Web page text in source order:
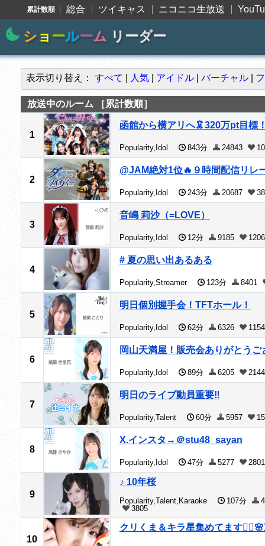
累計数順 総合 ツイキャス ニコニコ生放送
シ ョールーム リーダー
表示切り替え： すべて 人気 アイドル バーチャル
放送中のルーム ［累計数順］
1
函館から横アリへ🦑320万pt目標
Popularity,Idol 843分 24843
2
@JAM絶対1位🔥９時間配信リレ
Popularity,Idol 243分 20687
3
音嶋 莉沙（=LOVE）
Popularity,Idol 12分 9185
4
# 夏の思い出あるある
Popularity,Streamer 123分 8401
5
明日個別握手会！TFTホール！
Popularity,Idol 62分 6326
6
岡山天満屋！販売会ありがとうご
Popularity,Idol 89分 6205
7
明日のライブ動員重要‼️
Popularity,Talent 60分 5957
8
X.インスタ→＠stu48_sayan
Popularity,Idol 47分 5277
9
♪ 10年桜
Popularity,Talent,Karaoke 107分
3805
10
クリくま＆キラ星集めてます